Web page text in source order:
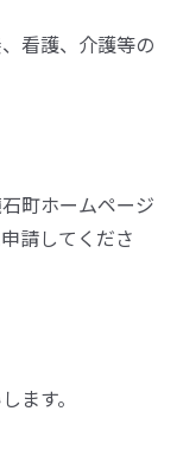
看護、介護等の
町ホームページ
請してくださ
ます。